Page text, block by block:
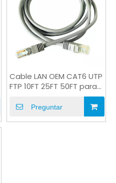
Cable LAN OEM CAT6 UTP
FTP 10FT 25FT 50FT para
transferencia de datos
Preguntar